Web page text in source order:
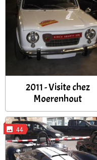
2011 - Visite chez
Moerenhout
44